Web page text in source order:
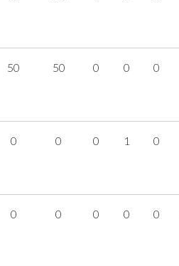
50 50 0 0 0
0 0 0 1 0
0 0 0 0 0